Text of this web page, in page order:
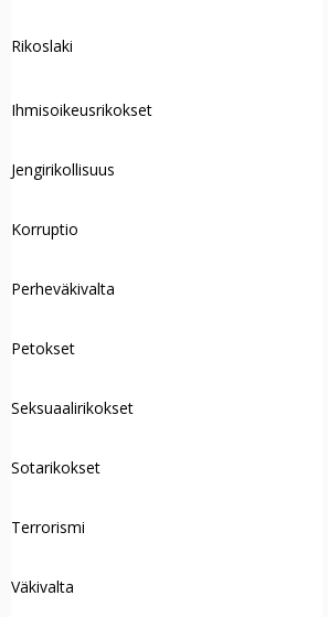
Rikoslaki
Ihmisoikeusrikokset
Jengirikollisuus
Korruptio
Perheväkivalta
Petokset
Seksuaalirikokset
Sotarikokset
Terrorismi
Väkivalta